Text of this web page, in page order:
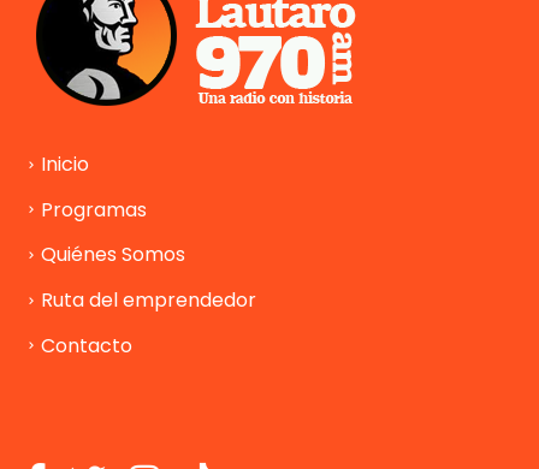
Inicio
Programas
Quiénes Somos
Ruta del emprendedor
Contacto